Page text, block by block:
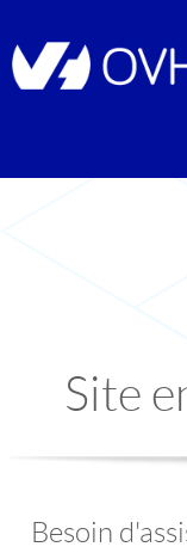
Site
Besoin